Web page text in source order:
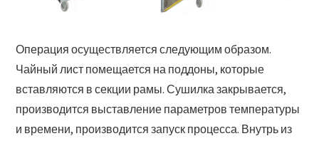
Операция осуществляется следующим образом.
Чайный лист помещается на поддоны, которые
вставляются в секции рамы. Сушилка закрывается,
производится выставление параметров температуры
и времени, производится запуск процесса. Внутрь из